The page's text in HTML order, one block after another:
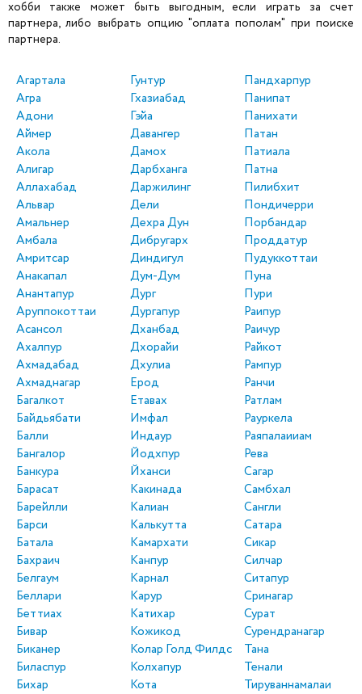
хобби также может быть выгодным, если играть за счет
партнера, либо выбрать опцию "оплата пополам" при поиске
партнера.
Агартала
Агра
Адони
Аймер
Акола
Алигар
Аллахабад
Альвар
Амальнер
Амбала
Амритсар
Анакапал
Анантапур
Аруппокоттаи
Асансол
Ахалпур
Ахмадабад
Ахмаднагар
Багалкот
Байдьябати
Балли
Бангалор
Банкура
Барасат
Барейлли
Барси
Батала
Бахраич
Белгаум
Беллари
Беттиах
Бивар
Биканер
Биласпур
Бихар
Гунтур
Гхазиабад
Гэйа
Давангер
Дамох
Дарбханга
Даржилинг
Дели
Дехра Дун
Дибругарх
Диндигул
Дум-Дум
Дург
Дургапур
Дханбад
Дхорайи
Дхулиа
Ерод
Етавах
Имфал
Индаур
Йодхпур
Йханси
Какинада
Калиан
Калькутта
Камархати
Канпур
Карнал
Карур
Катихар
Кожикод
Колар Голд Филдс
Колхапур
Кота
Пандхарпур
Панипат
Панихати
Патан
Патиала
Патна
Пилибхит
Пондичерри
Порбандар
Проддатур
Пудуккоттаи
Пуна
Пури
Раипур
Раичур
Райкот
Рампур
Ранчи
Ратлам
Рауркела
Раяпалаииам
Рева
Сагар
Самбхал
Сангли
Сатара
Сикар
Силчар
Ситапур
Сринагар
Сурат
Сурендранагар
Тана
Тенали
Тируваннамалаи